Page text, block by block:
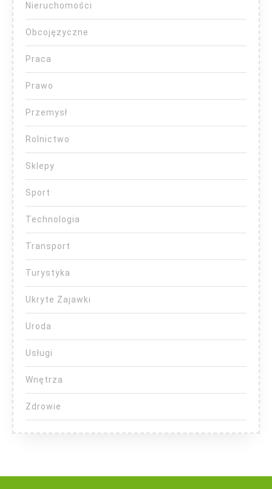
Nieruchomości
Obcojęzyczne
Praca
Prawo
Przemysł
Rolnictwo
Sklepy
Sport
Technologia
Transport
Turystyka
Ukryte Zajawki
Uroda
Usługi
Wnętrza
Zdrowie